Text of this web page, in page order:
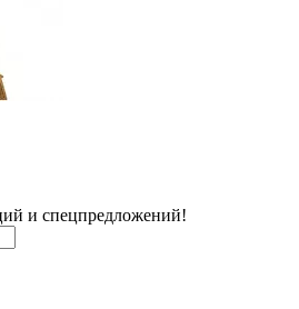
и спецпредложений!